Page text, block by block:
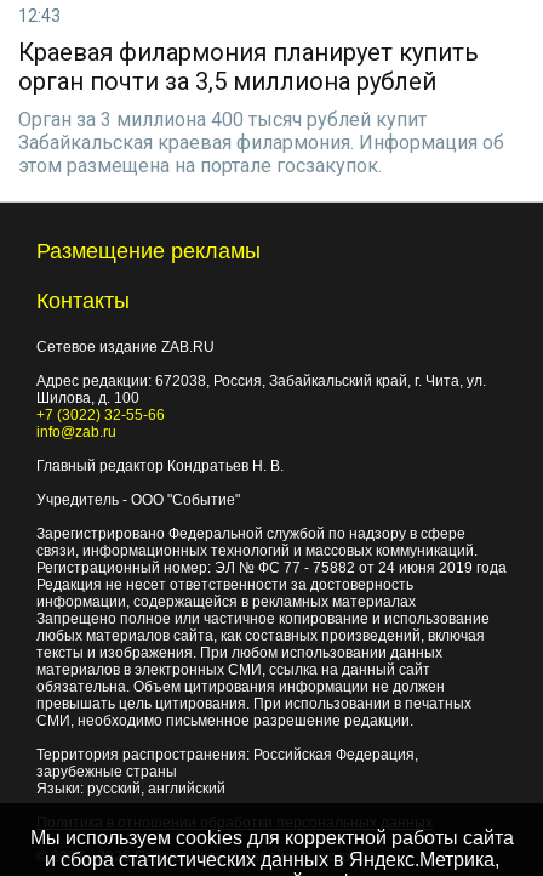
12:43
Краевая филармония планирует купить
орган почти за 3,5 миллиона рублей
Орган за 3 миллиона 400 тысяч рублей купит
Забайкальская краевая филармония. Информация об
этом размещена на портале госзакупок.
Размещение рекламы
Контакты
Сетевое издание ZAB.RU
Адрес редакции: 672038, Россия, Забайкальский край, г. Чита, ул.
Шилова, д. 100
+7 (3022) 32-55-66
info@zab.ru
Главный редактор Кондратьев Н. В.
Учредитель - ООО "Событие"
Зарегистрировано Федеральной службой по надзору в сфере
связи, информационных технологий и массовых коммуникаций.
Регистрационный номер: ЭЛ № ФС 77 - 75882 от 24 июня 2019 года
Редакция не несет ответственности за достоверность
информации, содержащейся в рекламных материалах
Запрещено полное или частичное копирование и использование
любых материалов сайта, как составных произведений, включая
тексты и изображения. При любом использовании данных
материалов в электронных СМИ, ссылка на данный сайт
обязательна. Объем цитирования информации не должен
превышать цель цитирования. При использовании в печатных
СМИ, необходимо письменное разрешение редакции.
Территория распространения: Российская Федерация,
зарубежные страны
Языки: русский, английский
© 2007 - 2026Портал Читы и Забайкальского края
Мы используем cookies для корректной работы сайта
и сбора статистических данных в Яндекс.Метрика,